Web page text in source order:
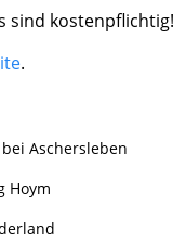
sind kostenpflichtig!
.
bei Aschersleben
Hoym